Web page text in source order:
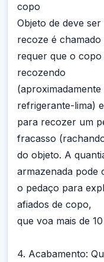
copo
Objeto de deve
recoze é chamado
requer que o copo
recozendo
refrigerante-lima)
para recozer um
fracasso
do objeto. A
armazenada pode
o pedaço para
afiados de copo,
que voa mais de
4. Acabamento: